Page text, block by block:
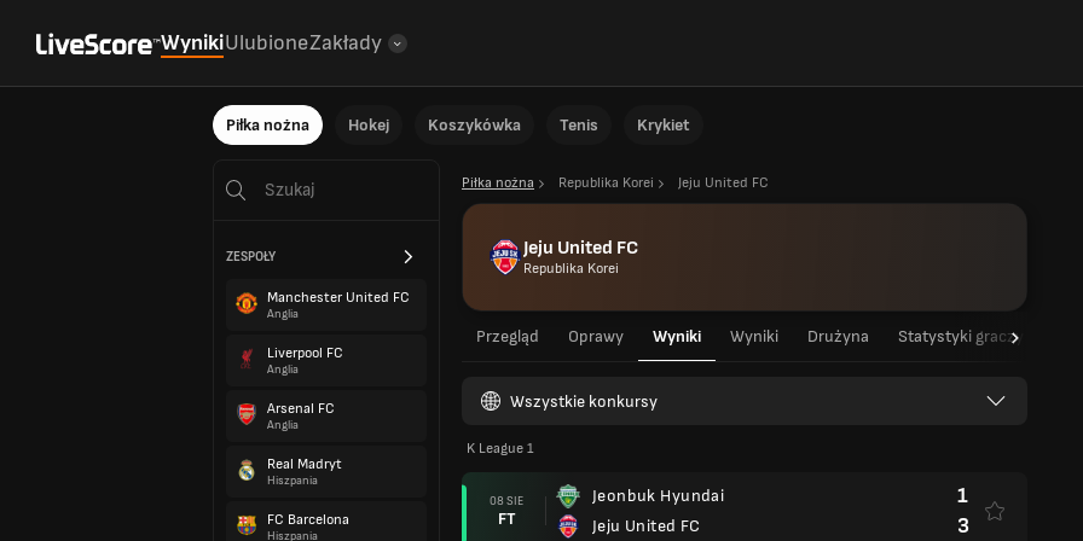
WynikiUlubioneZakłady
Piłka nożna Hokej Koszykówka Tenis Krykiet
ZESPOŁY
Manchester United FC
Anglia
Liverpool FC
Anglia
Arsenal FC
Anglia
Real Madryt
Hiszpania
FC Barcelona
Hiszpania
Piłka nożna Republika Korei Jeju United FC
Jeju United FC
Republika Korei
Przegląd Oprawy Wyniki Wyniki Drużyna Statystyki graczy
Wszystkie konkursy
K League 1
08 SIE
FT
Jeonbuk Hyundai
Jeju United FC
1
3